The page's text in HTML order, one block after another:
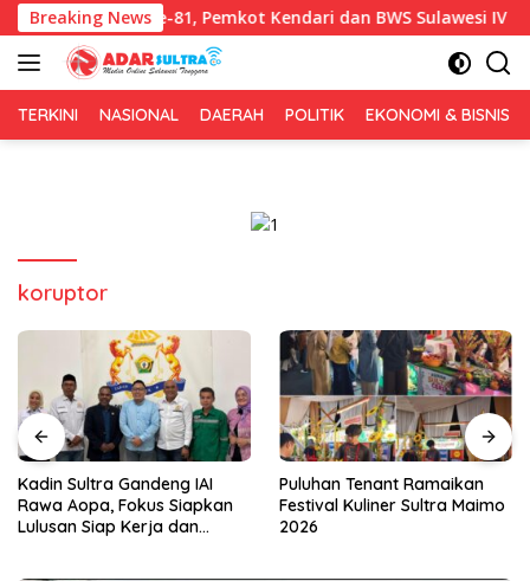
Langsung
ke
konten
Breaking News
HUT RI ke-81, Pemkot Kendari dan BWS Sulawesi IV
TERKINI NASIONAL DAERAH POLITIK EKONOMI & BISNIS
koruptor
Kadin Sultra Gandeng IAI
Rawa Aopa, Fokus Siapkan
Lulusan Siap Kerja dan
Puluhan Tenant Ramaikan
Festival Kuliner Sultra Maimo
2026